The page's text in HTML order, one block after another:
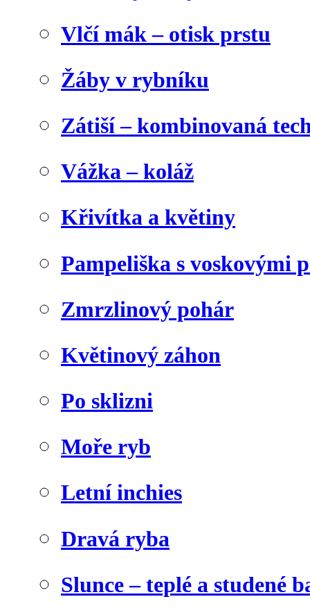
Vlčí mák – otisk prstu
Žáby v rybníku
Zátiší – kombinovaná
Vážka – koláž
Křivítka a květiny
Pampeliška s voskovými
Zmrzlinový pohár
Květinový záhon
Po sklizni
Moře ryb
Letní inchies
Dravá ryba
Slunce – teplé a studené